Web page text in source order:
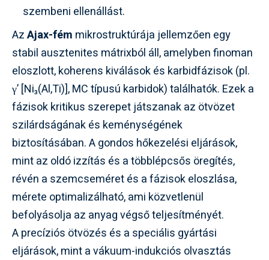
szembeni ellenállást.
AzAjax-fém mikrostruktúrája jellemzően egy
stabil ausztenites mátrixból áll, amelyben finoman
eloszlott, koherens kiválások és karbidfázisok (pl.
γ’ [Ni₃(Al,Ti)], MC típusú karbidok) találhatók. Ezek a
fázisok kritikus szerepet játszanak az ötvözet
szilárdságának és keménységének
biztosításában. A gondos hőkezelési eljárások,
mint az oldó izzítás és a többlépcsős öregítés,
révén a szemcseméret és a fázisok eloszlása,
mérete optimalizálható, ami közvetlenül
befolyásolja az anyag végső teljesítményét.
A precíziós ötvözés és a speciális gyártási
eljárások, mint a vákuum-indukciós olvasztás